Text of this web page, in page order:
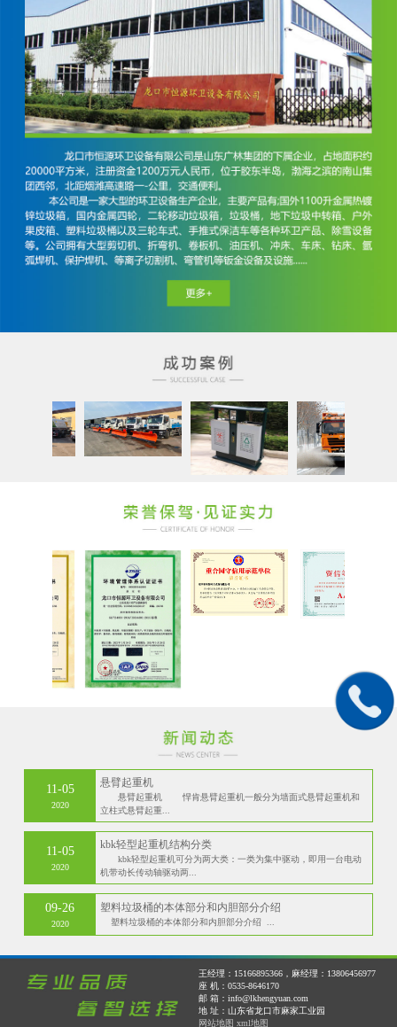
11-05
2020
悬臂起重机
悬臂起重机 悍肯悬臂起重机一般分为墙面式悬臂起重机和
立柱式悬臂起重...
11-05
2020
kbk轻型起重机结构分类
kbk轻型起重机可分为两大类：一类为集中驱动，即用一台电动
机带动长传动轴驱动两...
09-26
2020
塑料垃圾桶的本体部分和内胆部分介绍
塑料垃圾桶的本体部分和内胆部分介绍 ...
王经理：15166895366，麻经理：13806456977
座 机：0535-8646170
邮 箱：info@lkhengyuan.com
地 址：山东省龙口市麻家工业园
网站地图 xml地图